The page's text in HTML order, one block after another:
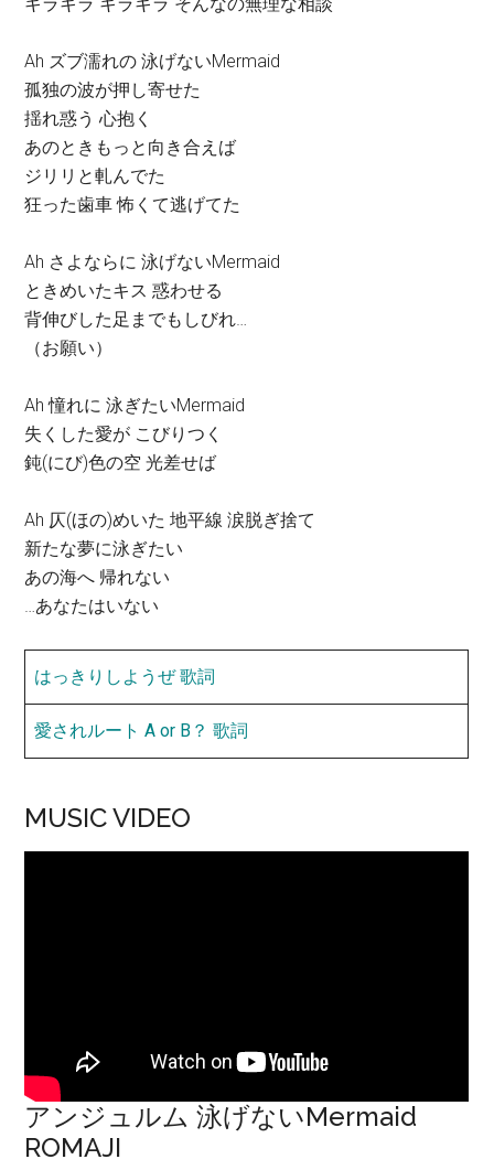
キラキラ キラキラ そんなの無理な相談
Ah ズブ濡れの 泳げないMermaid
孤独の波が押し寄せた
揺れ惑う 心抱く
あのときもっと向き合えば
ジリリと軋んでた
狂った歯車 怖くて逃げてた
Ah さよならに 泳げないMermaid
ときめいたキス 惑わせる
背伸びした足までもしびれ…
（お願い）
Ah 憧れに 泳ぎたいMermaid
失くした愛が こびりつく
鈍(にび)色の空 光差せば
Ah 仄(ほの)めいた 地平線 涙脱ぎ捨て
新たな夢に泳ぎたい
あの海へ 帰れない
…あなたはいない
はっきりしようぜ 歌詞
愛されルート A or B？ 歌詞
MUSIC VIDEO
アンジュルム 泳げないMermaid
ROMAJI